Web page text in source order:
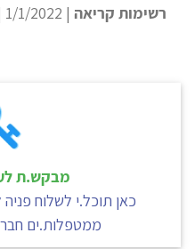
רשימות קריאה | 1/1/2022 |
מבקש.ת
כאן תוכל.י לשלוח פניה
ממטפלות.ים